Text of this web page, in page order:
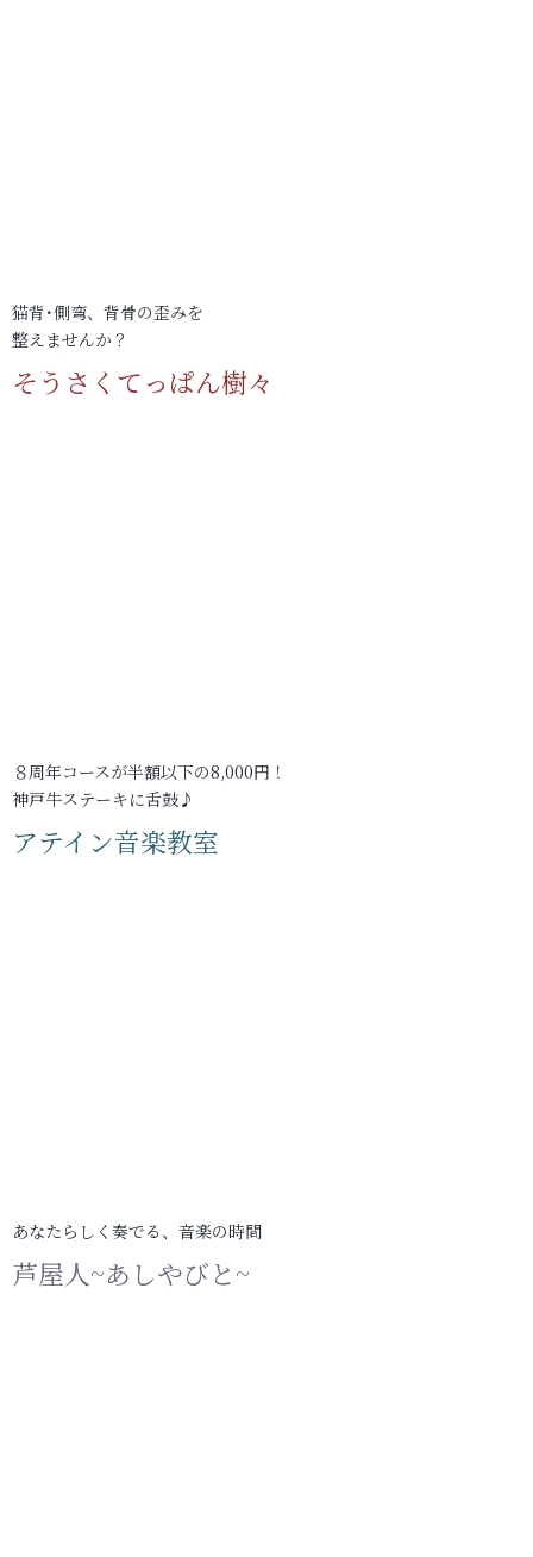
猫背･側弯、背骨の歪みを
整えませんか？
そうさくてっぱん樹々
８周年コースが半額以下の8,000円！
神戸牛ステーキに舌鼓♪
アテイン音楽教室
あなたらしく奏でる、音楽の時間
芦屋人~あしやびと~